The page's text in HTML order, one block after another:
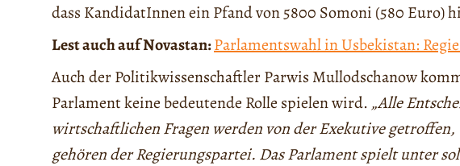
dass KandidatInnen ein Pfand von 5800 Somoni (580 Euro)
Lest auch auf Novastan:Parlamentswahl in Usbekistan:
Auch der Politikwissenschaftler Parwis Mullodschanow
Parlament keine bedeutende Rolle spielen wird. „Alle
wirtschaftlichen Fragen werden von der Exekutive
gehören der Regierungspartei. Das Parlament spielt unter